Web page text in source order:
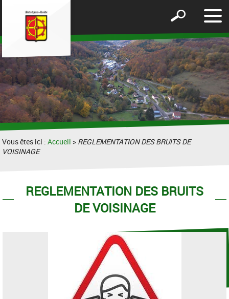
le
Afficher
formulaire
de
recherche
Vous êtes ici :Accueil > REGLEMENTATION DES BRUITS DE
VOISINAGE
REGLEMENTATION DES BRUITS
DE VOISINAGE